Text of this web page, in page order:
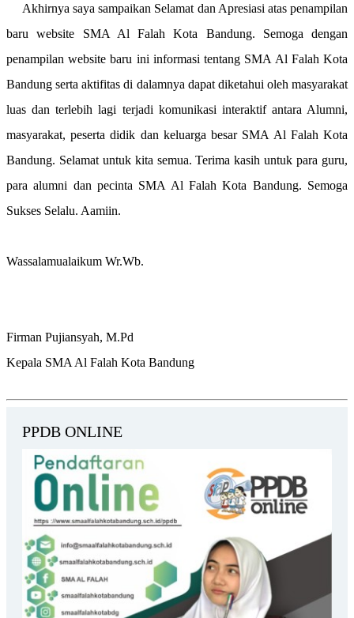
Akhirnya saya sampaikan Selamat dan Apresiasi atas penampilan
baru website SMA Al Falah Kota Bandung. Semoga dengan
penampilan website baru ini informasi tentang SMA Al Falah Kota
Bandung serta aktifitas di dalamnya dapat diketahui oleh masyarakat
luas dan terlebih lagi terjadi komunikasi interaktif antara Alumni,
masyarakat, peserta didik dan keluarga besar SMA Al Falah Kota
Bandung. Selamat untuk kita semua. Terima kasih untuk para guru,
para alumni dan pecinta SMA Al Falah Kota Bandung. Semoga
Sukses Selalu. Aamiin.
Wassalamualaikum Wr.Wb.
Firman Pujiansyah, M.Pd
Kepala SMA Al Falah Kota Bandung
PPDB ONLINE